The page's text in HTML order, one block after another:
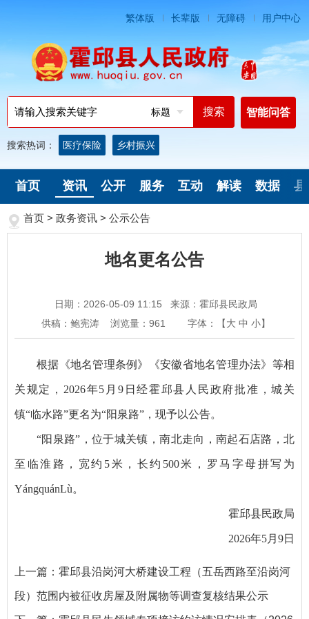
繁体版 长辈版 无障碍 用户中心
标题 智能问答
搜索热词： 医疗保险 乡村振兴
首页 资讯 公开 服务 互动 解读 数据 县
首页 > 政务资讯 > 公示公告
地名更名公告
日期：2026-05-09 11:15
来源：霍邱县民政局
供稿：鲍宪涛
浏览量： 961 字体：【大 中 小】
根据《地名管理条例》《安徽省地名管理办法》等相
关规定，2026年5月9日经霍邱县人民政府批准，城关
镇“临水路”更名为“阳泉路”，现予以公告。
“阳泉路”，位于城关镇，南北走向，南起石店路，北
至临淮路，宽约5米，长约500米，罗马字母拼写为
YángquánLù。
霍邱县民政局
2026年5月9日
上一篇： 霍邱县沿岗河大桥建设工程（五岳西路至沿岗河
段）范围内被征收房屋及附属物等调查复核结果公示